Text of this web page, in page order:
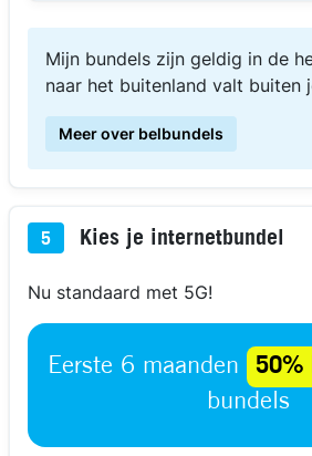
Mijn bundels zijn geldig in de
naar het buitenland valt buiten
Meer over belbundels
5 Kies je internetbundel
Nu standaard met 5G!
Eerste 6 maanden 50%
bundels